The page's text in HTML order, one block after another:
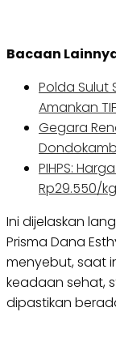
Bacaan
Polda Sulut
Amankan
Gegara
PIHPS:
Rp29.550/kg
Ini dijelaskan
Prisma Dana
menyebut, saat
keadaan sehat,
dipastikan